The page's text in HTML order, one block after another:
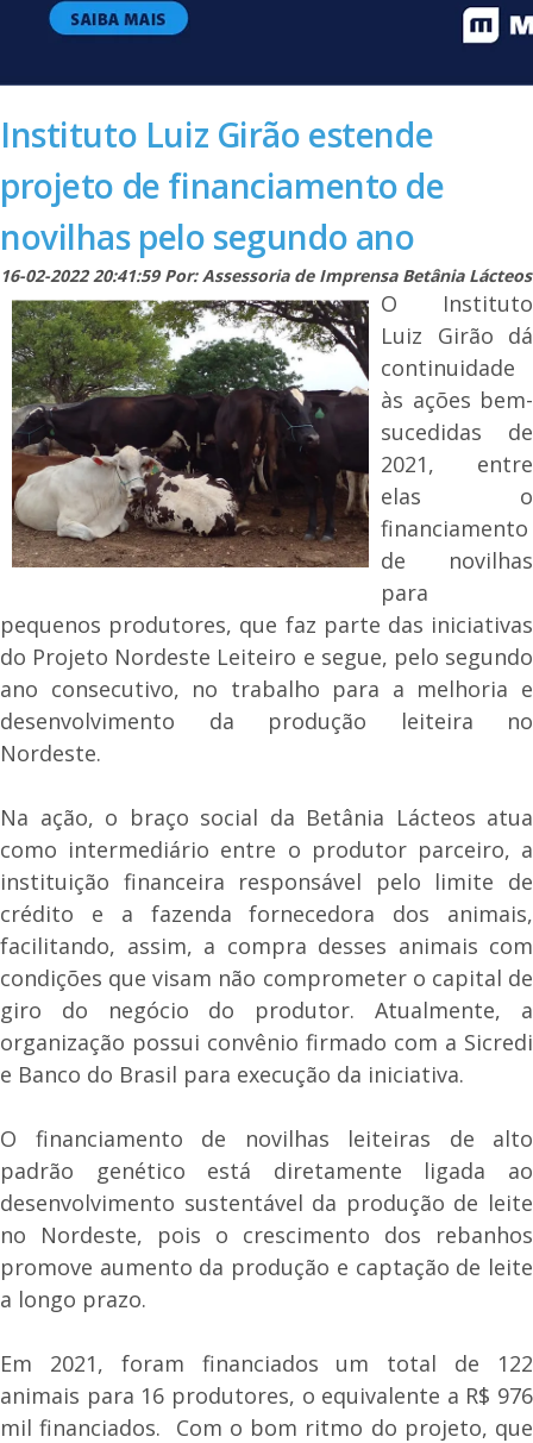
Instituto Luiz Girão estende
projeto de financiamento de
novilhas pelo segundo ano
16-02-2022 20:41:59 Por: Assessoria de Imprensa Betânia Lácteos
O Instituto
Luiz Girão dá
continuidade
às ações bem-
sucedidas de
2021, entre
elas o
financiamento
de novilhas
para
pequenos produtores, que faz parte das iniciativas
do Projeto Nordeste Leiteiro e segue, pelo segundo
ano consecutivo, no trabalho para a melhoria e
desenvolvimento da produção leiteira no
Nordeste.
Na ação, o braço social da Betânia Lácteos atua
como intermediário entre o produtor parceiro, a
instituição financeira responsável pelo limite de
crédito e a fazenda fornecedora dos animais,
facilitando, assim, a compra desses animais com
condições que visam não comprometer o capital de
giro do negócio do produtor. Atualmente, a
organização possui convênio firmado com a Sicredi
e Banco do Brasil para execução da iniciativa.
O financiamento de novilhas leiteiras de alto
padrão genético está diretamente ligada ao
desenvolvimento sustentável da produção de leite
no Nordeste, pois o crescimento dos rebanhos
promove aumento da produção e captação de leite
a longo prazo.
Em 2021, foram financiados um total de 122
animais para 16 produtores, o equivalente a R$ 976
mil financiados. Com o bom ritmo do projeto, que